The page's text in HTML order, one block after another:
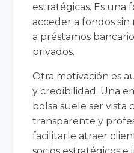
estratégicas. Es una
acceder a fondos
a préstamos
privados.
Otra motivación es
y credibilidad. Una
bolsa suele ser vista
transparente y
facilitarle atraer